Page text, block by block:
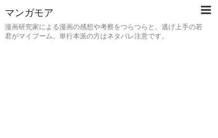
マンガモア
漫画研究家による漫画の感想や考察をつらつらと。逃げ上手の若
君がマイブーム。単行本派の方はネタバレ注意です。